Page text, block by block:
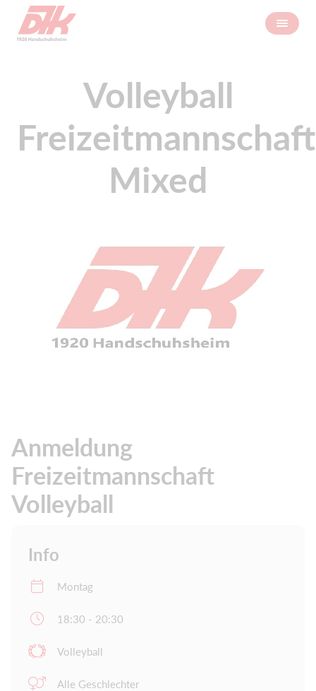
Volleyball
Freizeitmannschaft
Mixed
Anmeldung
Freizeitmannschaft
Volleyball
Info
Montag
18:30 - 20:30
Volleyball
Alle Geschlechter